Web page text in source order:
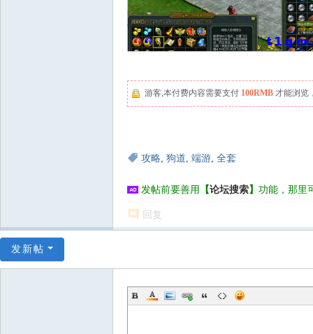
游客,本付费内容需要支付 100RMB 才能浏览
攻略, 狗道, 端游, 全套
发帖前要善用 【论坛搜索】 功能，那里
回复
发新帖